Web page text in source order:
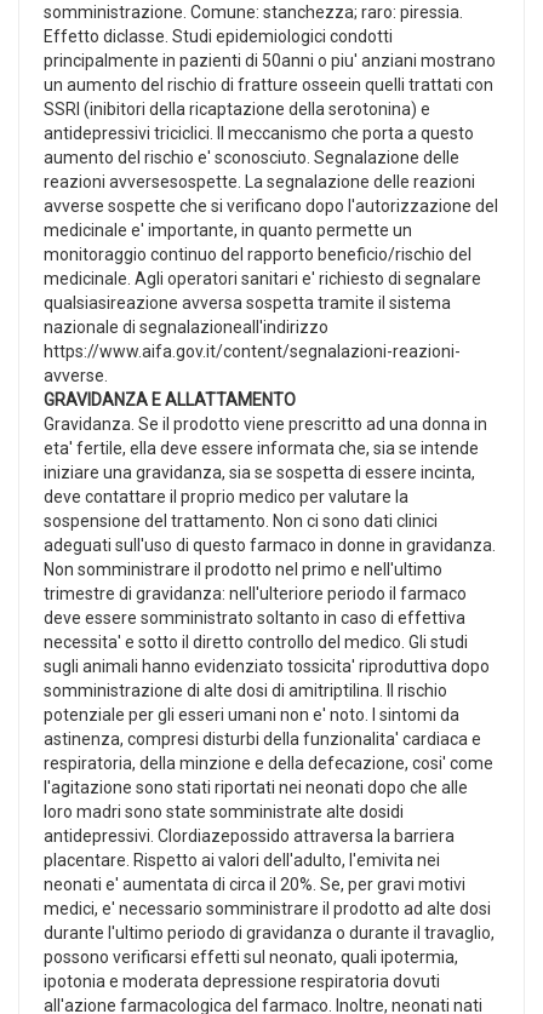
somministrazione. Comune: stanchezza; raro: piressia.
Effetto diclasse. Studi epidemiologici condotti
principalmente in pazienti di 50anni o piu' anziani mostrano
un aumento del rischio di fratture osseein quelli trattati con
SSRI (inibitori della ricaptazione della serotonina) e
antidepressivi triciclici. Il meccanismo che porta a questo
aumento del rischio e' sconosciuto. Segnalazione delle
reazioni avversesospette. La segnalazione delle reazioni
avverse sospette che si verificano dopo l'autorizzazione del
medicinale e' importante, in quanto permette un
monitoraggio continuo del rapporto beneficio/rischio del
medicinale. Agli operatori sanitari e' richiesto di segnalare
qualsiasireazione avversa sospetta tramite il sistema
nazionale di segnalazioneall'indirizzo
https://www.aifa.gov.it/content/segnalazioni-reazioni-
avverse.
GRAVIDANZA E ALLATTAMENTO
Gravidanza. Se il prodotto viene prescritto ad una donna in
eta' fertile, ella deve essere informata che, sia se intende
iniziare una gravidanza, sia se sospetta di essere incinta,
deve contattare il proprio medico per valutare la
sospensione del trattamento. Non ci sono dati clinici
adeguati sull'uso di questo farmaco in donne in gravidanza.
Non somministrare il prodotto nel primo e nell'ultimo
trimestre di gravidanza: nell'ulteriore periodo il farmaco
deve essere somministrato soltanto in caso di effettiva
necessita' e sotto il diretto controllo del medico. Gli studi
sugli animali hanno evidenziato tossicita' riproduttiva dopo
somministrazione di alte dosi di amitriptilina. Il rischio
potenziale per gli esseri umani non e' noto. I sintomi da
astinenza, compresi disturbi della funzionalita' cardiaca e
respiratoria, della minzione e della defecazione, cosi' come
l'agitazione sono stati riportati nei neonati dopo che alle
loro madri sono state somministrate alte dosidi
antidepressivi. Clordiazepossido attraversa la barriera
placentare. Rispetto ai valori dell'adulto, l'emivita nei
neonati e' aumentata di circa il 20%. Se, per gravi motivi
medici, e' necessario somministrare il prodotto ad alte dosi
durante l'ultimo periodo di gravidanza o durante il travaglio,
possono verificarsi effetti sul neonato, quali ipotermia,
ipotonia e moderata depressione respiratoria dovuti
all'azione farmacologica del farmaco. Inoltre, neonati nati